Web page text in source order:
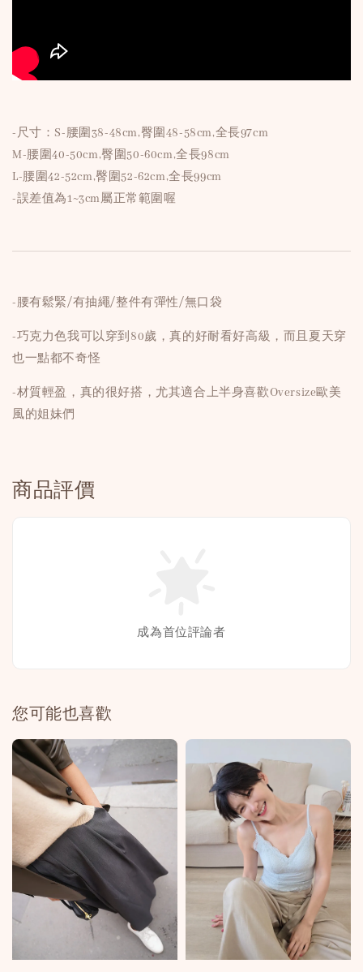
-尺寸：S-腰圍38-48cm,臀圍48-58cm,全長97cm
M-腰圍40-50cm,臀圍50-60cm,全長98cm
L-腰圍42-52cm,臀圍52-62cm,全長99cm
-誤差值為1~3cm屬正常範圍喔
-腰有鬆緊/有抽繩/整件有彈性/無口袋
-巧克力色我可以穿到80歲，真的好耐看好高級，而且夏天穿
也一點都不奇怪
-材質輕盈，真的很好搭，尤其適合上半身喜歡Oversize歐美
風的姐妹們
商品評價
成為首位評論者
您可能也喜歡